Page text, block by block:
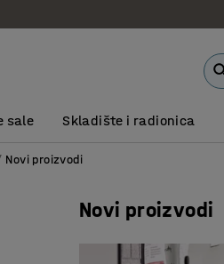
sale Skladište i radionica
Novi proizvodi
Novi proizvodi